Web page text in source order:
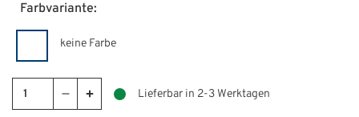
Farbvariante:
keine Farbe
Lieferbar in 2-3 Werktagen